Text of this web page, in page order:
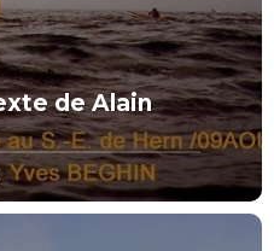
SPOTS DE RÊVE
de Alain